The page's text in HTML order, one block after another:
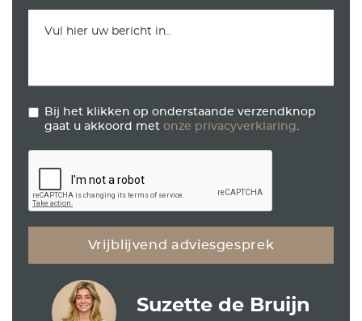
Bij het klikken op onderstaande verzendknop
gaat u akkoord met onze privacyverklaring.
Suzette de Bruijn